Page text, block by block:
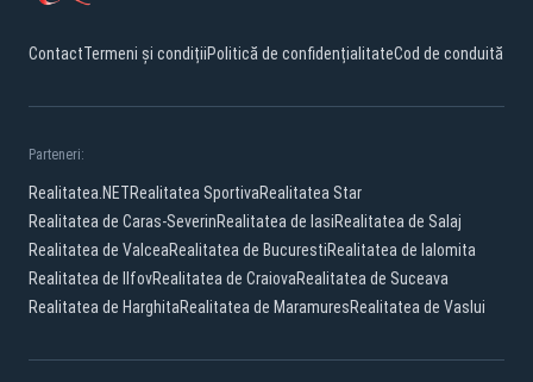
ContactTermeni și condițiiPolitică de confidențialitateCod de conduită
Parteneri:
Realitatea.NETRealitatea SportivaRealitatea Star
Realitatea de Caras-SeverinRealitatea de IasiRealitatea de Salaj
Realitatea de ValceaRealitatea de BucurestiRealitatea de Ialomita
Realitatea de IlfovRealitatea de CraiovaRealitatea de Suceava
Realitatea de HarghitaRealitatea de MaramuresRealitatea de Vaslui